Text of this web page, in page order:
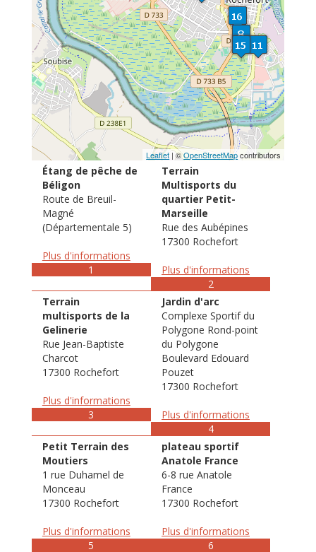
Leaflet | ©OpenStreetMapcontributors
Étang de pêche de
Béligon
Route de Breuil-
Magné
(Départementale 5)
Plus d'informations
1
Terrain
Multisports du
quartier Petit-
Marseille
Rue des Aubépines
17300 Rochefort
Plus d'informations
2
Terrain
multisports de la
Gelinerie
Rue Jean-Baptiste
Charcot
17300 Rochefort
Plus d'informations
3
Jardin d'arc
Complexe Sportif du
Polygone Rond-point
du Polygone
Boulevard Edouard
Pouzet
17300 Rochefort
Plus d'informations
4
Petit Terrain des
Moutiers
1 rue Duhamel de
Monceau
17300 Rochefort
Plus d'informations
5
plateau sportif
Anatole France
6-8 rue Anatole
France
17300 Rochefort
Plus d'informations
6